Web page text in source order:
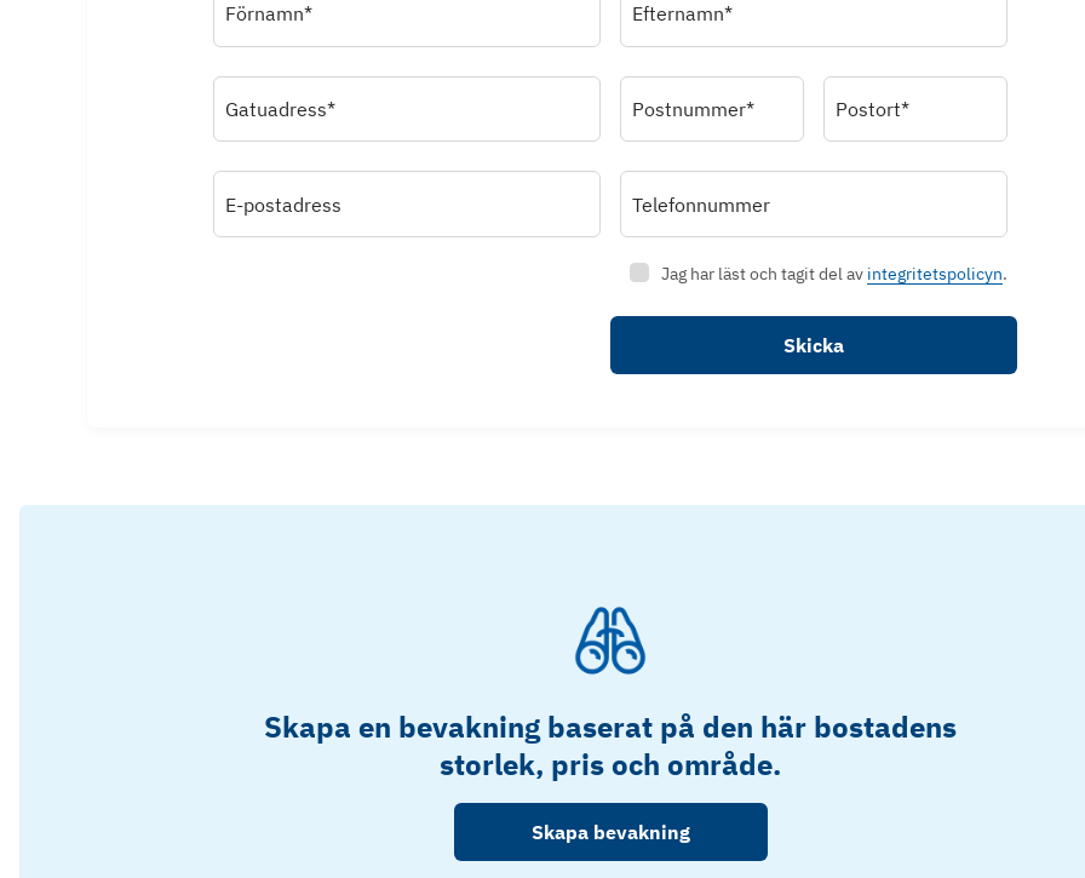
Förnamn* Efternamn*
Gatuadress* Postnummer* Postort*
E-postadress Telefonnummer
Jag har läst och tagit del av integritetspolicyn.
Skicka
Skapa en bevakning baserat på den här bostadens
storlek, pris och område.
Skapa bevakning